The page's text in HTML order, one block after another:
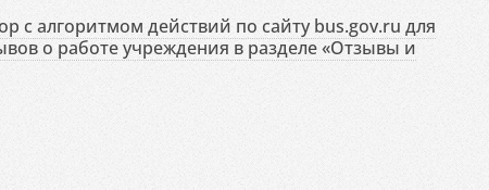
с алгоритмом действий по сайту bus.gov.ru для
о работе учреждения в разделе «Отзывы и